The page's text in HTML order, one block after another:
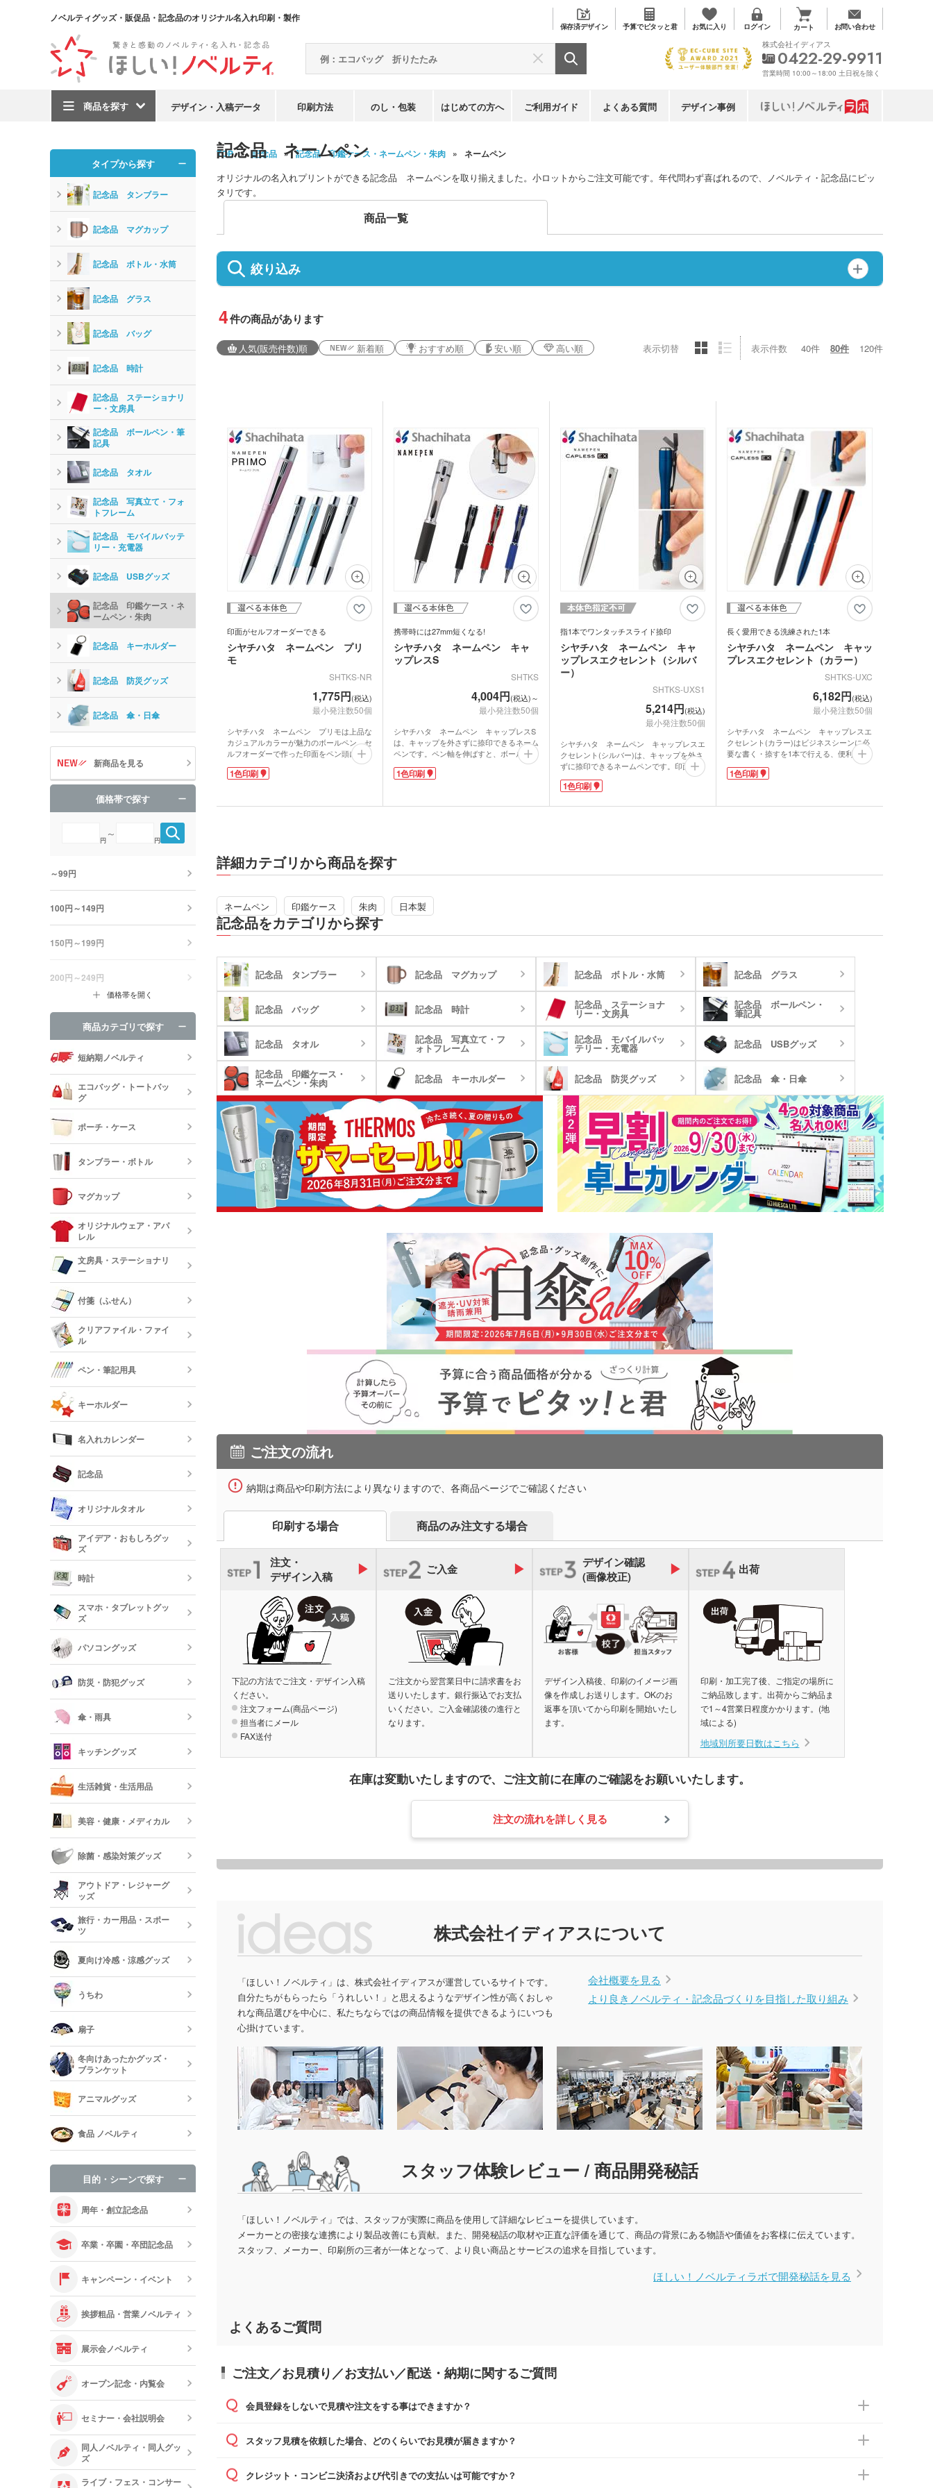
ノベルティグッズ・販促品・記念品のオリジナル名入れ印刷・製作
保存済デザイン 予算でピタッと君 お気に入り ログイン カート お問い合わせ
商品を探す デザイン・入稿データ 印刷方法 のし・包装 はじめての方へ ご利用ガイド よくある質問 デザイン事例
株式会社イディアス
0422-29-9911
営業時間 10:00～18:00 土日祝を除く
TOP 記念品 記念品 印鑑ケース・ネームペン・朱肉 ネームペン
記念品 ネームペン
オリジナルの名入れプリントができる記念品 ネームペンを取り揃えました。小ロットからご注文可能です。年代問わず喜ばれるので、ノベルティ・記念品にピッ
タリです。
商品一覧
絞り込み
4件の商品があります
人気(販売件数)順 新着順 おすすめ順 安い順 高い順 表示切替 表示件数 40件 80件 120件
印面がセルフオーダーできる
シヤチハタ ネームペン プリ
モ
SHTKS-NR
1,775円(税込)
最小発注数50個
シヤチハタ ネームペン プリモは上品な
カジュアルカラーが魅力のボールペン。セ
ルフオーダーで作った印面をペン頭に取り
付けることができます。ペンの書き味はな
めらかで引っ掛かりを感じないタイプ。指
優しい色味のピンクとブルーのラインナッ
印面は付属のはがき又はパソコン、携帯電
話のシヤチハタ専用サイトにアクセスし
て、簡単に作成することができます。
1色印刷
携帯時には27mm短くなる!
シヤチハタ ネームペン キャ
ップレスS
SHTKS
4,004円(税込)～
最小発注数50個
シヤチハタ ネームペン キャップレスS
は、キャップを外さずに捺印できるネーム
ペンです。ペン軸を伸ばすと、ボールペン
が繰り出す仕組み。持ち歩き時には27mm
短くなるので、スーツの胸ポケットにもし
の筆記も快適です。
だき補充すれば、また使えて経済的。これ
1本で筆記と捺印ができるのでオフィスや
ハンコはセルフメールオーダー式。お好み
の書体やインキ色を選んでご自身のネーム
1色印刷
指1本でワンタッチスライド捺印
シヤチハタ ネームペン キャ
ップレスエクセレント（シルバ
ー）
SHTKS-UXS1
5,214円(税込)
最小発注数50個
シヤチハタ ネームペン キャップレスエ
クセレント(シルバー)は、キャップを外さ
ずに捺印できるネームペンです。印面キャ
ップは指1本でオープン・クローズできる
スライド式なので、キャップを紛失する心
と、ボールペンかシャープペンシルが繰り
お好みの書体やインキ色を選んでご自身の
1色印刷
長く愛用できる洗練された1本
シヤチハタ ネームペン キャッ
プレスエクセレント（カラー）
SHTKS-UXC
6,182円(税込)
最小発注数50個
シヤチハタ ネームペン キャップレスエ
クセレント(カラー)はビジネスシーンに必
要な書く・捺すを1本で行える、便利なネ
ームペンシリーズです。ボールペン・
0.5mmシャープペンの多機能タイプで、ペ
と捺印の動作がとてもスムーズです。
はパソコン、携帯電話のシヤチハタ専用サ
1色印刷
詳細カテゴリから商品を探す
ネームペン 印鑑ケース 朱肉 日本製
記念品をカテゴリから探す
記念品 タンブラー 記念品 マグカップ 記念品 ボトル・水筒 記念品 グラス
記念品 バッグ 記念品 時計 記念品 ステーショナ
リー・文房具
記念品 ボールペン・
筆記具
記念品 タオル 記念品 写真立て・フ
ォトフレーム
記念品 モバイルバッ
テリー・充電器 記念品 USBグッズ
記念品 印鑑ケース・
ネームペン・朱肉 記念品 キーホルダー 記念品 防災グッズ 記念品 傘・日傘
ご注文の流れ
納期は商品や印刷方法により異なりますので、各商品ページでご確認ください
印刷する場合 商品のみ注文する場合
注文・
デザイン入稿
下記の方法でご注文・デザイン入稿
ください。
注文フォーム(商品ページ)
担当者にメール
FAX送付
ご入金
ご注文から翌営業日中に請求書をお
送りいたします。銀行振込でお支払
いください。ご入金確認後の進行と
なります。
デザイン確認
(画像校正)
デザイン入稿後、印刷のイメージ画
像を作成しお送りします。OKのお
返事を頂いてから印刷を開始いたし
ます。
出荷
印刷・加工完了後、ご指定の場所に
ご納品致します。出荷からご納品ま
で1～4営業日程度かかります。(地
域による)
地域別所要日数はこちら
在庫は変動いたしますので、 ご注文前に在庫のご確認をお願いいたします。
注文の流れを詳しく見る
株式会社イディアスについて
「ほしい！ノベルティ」は、株式会社イディアスが運営しているサイトです。
自分たちがもらったら「うれしい！」と思えるようなデザイン性が高くおしゃ
れな商品選びを中心に、私たちならではの商品情報を提供できるようにいつも
心掛けています。
会社概要を見る
より良きノベルティ・記念品づくりを目指した取り組み
スタッフ体験レビュー / 商品開発秘話
「ほしい！ノベルティ」では、スタッフが実際に商品を使用して詳細なレビューを提供しています。
メーカーとの密接な連携により製品改善にも貢献。また、開発秘話の取材や正直な評価を通じて、商品の背景にある物語や価値をお客様に伝えています。
スタッフ、メーカー、印刷所の三者が一体となって、より良い商品とサービスの追求を目指しています。
ほしい！ノベルティラボで開発秘話を見る
よくあるご質問
ご注文／お見積り／お支払い／配送・納期に関するご質問
会員登録をしないで見積や注文をする事はできますか？
可能です。見積・注文フォームにて『ゲストのまま進む』ボタンからお進みのうえ、ご依頼ください。
スタッフ見積を依頼した場合、どのくらいでお見積が届きますか？
通常、翌営業日までにお送りしております。混雑状況によっては、お時間をいただくこともございます。予めご了承ください。土日祝日にご
依頼いただいた場合は、翌営業日以降のご連絡となります。
クレジット・コンビニ決済および代引きでの支払いは可能ですか？
タイプから探す
記念品 タンブラー
記念品 マグカップ
記念品 ボトル・水筒
記念品 グラス
記念品 バッグ
記念品 時計
記念品 ステーショナリ
ー・文房具
記念品 ボールペン・筆
記具
記念品 タオル
記念品 写真立て・フォ
トフレーム
記念品 モバイルバッテ
リー・充電器
記念品 USBグッズ
記念品 印鑑ケース・ネ
ームペン・朱肉
記念品 キーホルダー
記念品 防災グッズ
記念品 傘・日傘
新商品を見る
価格帯で探す
円
～
円
～99円
100円～149円
150円～199円
200円～249円
価格帯を開く
商品カテゴリで探す
短納期ノベルティ
エコバッグ・トートバッ
グ
エコバッグ・折りたたみバ
ッグ
コットントートバッグ(～
7oz)
キャンバストートバッグ
(8oz～)
巾着・リュック・ナップサ
ック
不織布トートバッグ
保冷バッグ・レジかごバッ
グ
サコッシュ マルシェバッグ
デニムバッグ おしゃれトートバッグ
オーガニックコットンバッ
グ
ポリエステルトートバッグ
短納期エコバッグ・トート
バッグ・巾着
ポーチ・ケース
キャンバスポーチ ポリエステルポーチ クリア・ビニールポーチ
スマホショルダー・スマホ
ポーチ
短納期ポーチ
タンブラー・ボトル
ステンレスタンブラー・ア
台紙タンブラー（カスタム
プラスチックタンブラー
ステンレスボトル・マグボ
トル
アルミボトル・マウンテン
ボトル（カラビナ付）
スープジャー・フードポッ
ト
ミニボトル・ポケットボト
ル
オリジナルグラス・ビアグ
ラス
ボトルホルダー・ペットボ
トルホルダー
短納期タンブラー・ボトル
マグカップ
ガラスマグカップ
プラスチックマグカップ・
バンブーマグカップ
湯のみ
オリジナルウェア・アパ
レル
オリジナルポロシャツ(半
袖・長袖)
オリジナルドライTシャツ・
ドライウェア(半袖・長袖)
オリジナルキッズウェア オリジナルユニフォーム
文房具・ステーショナリ
ー
ノート・手帳 マグネット
バインダー・クリップボー
フォトフレーム
ペンケース・筆箱 ペン立て・トレイ
カードケース・カードホル
ダー・名刺入れ
定規・メジャー
印鑑・印鑑ケース・スタン
短納期文房具・ステーショナ
付箋（ふせん）
オリジナル付箋 ノベルティ付箋 短納期付箋（ふせん）
クリアファイル・ファイ
ル
オリジナルクリアファイル
名入れクリアファイル（箔
押し・シルク）
ドキュメントファイル・そ
の他ファイル
短納期クリアファイル
ペン・筆記用具
多機能ペン(タッチ・シャー
多色ペン シャープペン
万年筆
クレヨン・色鉛筆・鉛筆
短納期ボールペン
キーホルダー
レザーキーホルダー・革製
反射板キーホルダー・リフ
レクターキーホルダー
名入れカレンダー
卓上カレンダー 壁掛けカレンダー
記念品
記念品 タンブラー 記念品 マグカップ
記念品 グラス 記念品 バッグ 記念品 時計
記念品 ステーショナリ
ー・文房具
記念品 ボールペン・筆記
具
記念品 タオル
記念品 写真立て・フォト
フレーム
記念品 モバイルバッテリ
ー・充電器
記念品 USBグッズ
記念品 印鑑ケース・ネー
ムペン・朱肉
記念品 キーホルダー 記念品 防災グッズ
記念品 傘・日傘
オリジナルタオル
オリジナルフェイスタオル オリジナルハンカチタオル
オリジナルミニハンカチタ
オル
オリジナルハンドタオル オリジナルマフラータオル オリジナルスポーツタオル
オリジナルバスタオル 名入れタオル・粗品タオル ノベルティタオル
短納期オリジナルタオル
アイデア・おもしろグッ
ズ
時計
時計 電波時計
スマホ・タブレットグッ
ズ
モバイルバッテリー・充電
タッチペン
スマホモバイルスタンド イヤホン・スピーカー
スマホクリーナー・マイク
ロファイバークロス
パソコングッズ
USBグッズ マウスパッド PCクリーナー
防災・防犯グッズ
防災セット・非常持出袋
防犯ブザー・ホイッスル アルミブランケット他
傘・雨具
傘カバー・雨具
キッチングッズ
ランチボックス・お弁当
箱・フードポット
生活雑貨・生活用品
ライト・ランタン ウェットティッシュ
収納グッズ ドライバー・工具 消臭・芳香剤・アロマ
美容・健康・メディカル
刷)
メディカル・エチケットグ
除菌・感染対策グッズ
ハンド・除菌関連グッズ
アウトドア・レジャーグ
ッズ
アウトドア 食器・調理器具
レジャーシート・折りたた
ランタン
レジャーバッグ マルチツール・双眼鏡他
旅行・カー用品・スポー
ツ
トラベルグッズ カー用品 スポーツ
夏向け冷感・涼感グッズ
保冷剤・冷却パック・氷の
う
ハンディファン・ハンディ
扇風機
うちわ
オリジナルうちわ ノベルティうちわ
扇子
既製品扇子（名入れ扇子）
冬向けあったかグッズ・
ブランケット
オリジナルブランケット ノベルティブランケット カイロ・湯たんぽ
手袋・ネックウォーマー他
アニマルグッズ
食品 ノベルティ
オリジナルお菓子
食料品・調味料（グルメギ
フト・既製品）
目的・シーンで探す
周年・創立記念品
卒業・卒園・卒団記念品
キャンペーン・イベント
挨拶粗品・営業ノベルティ
展示会ノベルティ
オープン記念・内覧会
セミナー・会社説明会
同人ノベルティ・同人グッ
ズ
ライブ・フェス・コンサー